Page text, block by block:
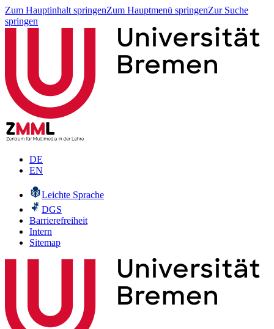
Zum Hauptinhalt springenZum Hauptmenü springenZur Suche
springen
DE
EN
Leichte Sprache
DGS
Barrierefreiheit
Intern
Sitemap